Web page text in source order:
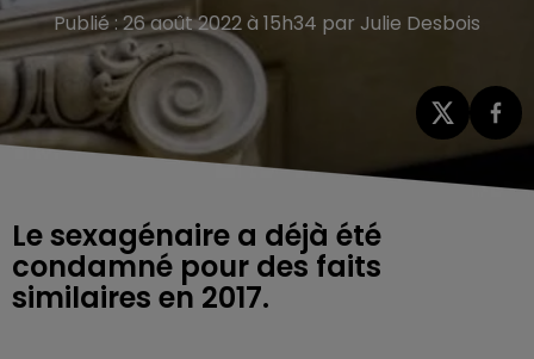
Publié : 26 août 2022 à 15h34 par Julie Desbois
Le sexagénaire a déjà été
condamné pour des faits
similaires en 2017.